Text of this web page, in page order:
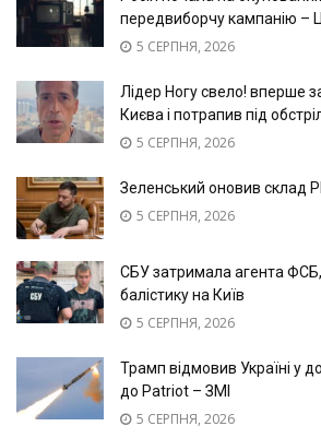
передвиборчу кампанію –
5 СЕРПНЯ, 2026
Лідер Ногу свело! вперше
Києва і потрапив під
5 СЕРПНЯ, 2026
Зеленський оновив склад
5 СЕРПНЯ, 2026
СБУ затримала агента
балістику на Київ
5 СЕРПНЯ, 2026
Трамп відмовив Україні у
до Patriot – ЗМІ
5 СЕРПНЯ, 2026